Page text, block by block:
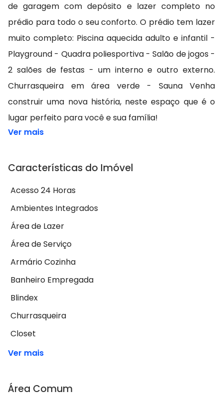
de garagem com depósito e lazer completo no
prédio para todo o seu conforto. O prédio tem lazer
muito completo: Piscina aquecida adulto e infantil -
Playground - Quadra poliesportiva - Salão de jogos -
2 salões de festas - um interno e outro externo.
Churrasqueira em área verde - Sauna Venha
construir uma nova história, neste espaço que é o
lugar perfeito para você e sua família!
Ver mais
Características do Imóvel
Acesso 24 Horas
Ambientes Integrados
Área de Lazer
Área de Serviço
Armário Cozinha
Banheiro Empregada
Blindex
Churrasqueira
Closet
Ver mais
Área Comum